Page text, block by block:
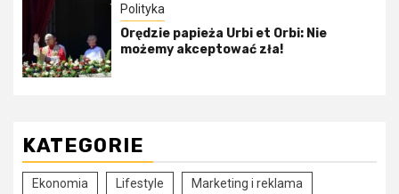
Polityka
Orędzie papieża Urbi et Orbi: Nie
możemy akceptować zła!
KATEGORIE
Ekonomia Lifestyle Marketing i reklama